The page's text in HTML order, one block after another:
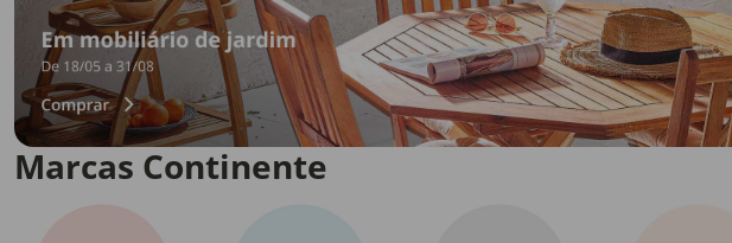
Marcas Continente